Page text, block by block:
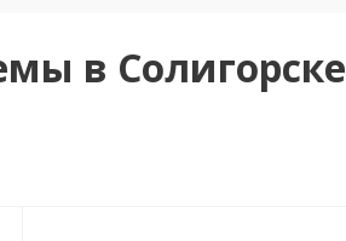
в Солигорске